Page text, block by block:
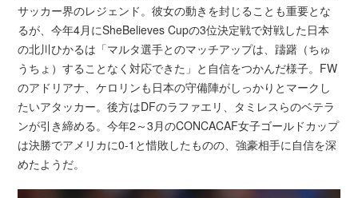
サッカー界のレジェンド。彼女の動きを封じることも重要とな
るが、今年4月にSheBelieves Cupの3位決定戦で対戦した日本
の北川ひかるは「マルタ選手とのマッチアップは、躊躇（ちゅ
うちょ）することなく対応できた」と自信をつかんだ様子。FW
のアドリアナ、ケロリンも日本の守備陣がしっかりとマークし
たいアタッカー。後方はDFのラファエリ、タミレスらのベテラ
ンが引き締める。今年2～3月のCONCACAF女子ゴールドカップ
は決勝でアメリカに0-1と惜敗したものの、強豪相手に自信を深
めたようだ。